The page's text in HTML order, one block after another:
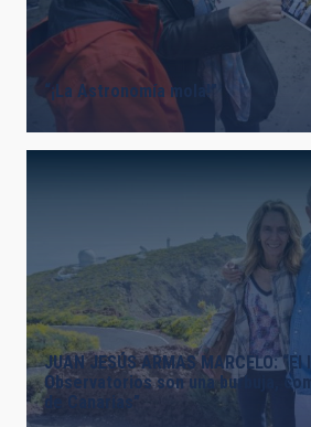
“¡La Astronomía mola!”
JUAN JESÚS ARMAS MARCELO: “El
Observatorios son una burbuja,
de Canarias”